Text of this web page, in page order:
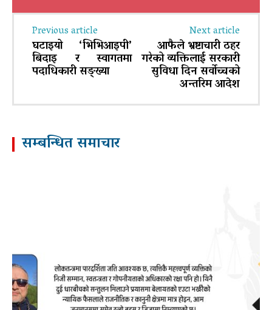
Previous article
घटाइयो ‘भिभिआइपी’
बिदाइ र स्वागतमा
पदाधिकारी सङ्ख्या
Next article
आफैले भ्रष्टाचारी ठहर
गरेको व्यक्तिलाई सरकारी
सुविधा दिन सर्वोच्चको
अन्तरिम आदेश
सम्बन्धित समाचार